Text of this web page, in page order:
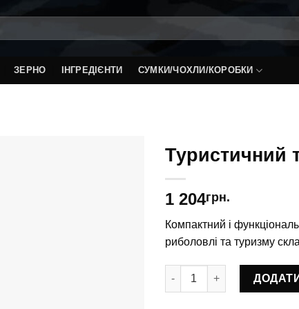
ЗЕРНО ІНГРЕДІЄНТИ СУМКИ/ЧОХЛИ/КОРОБКИ
Туристичний
1 204грн.
Компактний і
риболовлі та туризму
Туристичний терморюкзак